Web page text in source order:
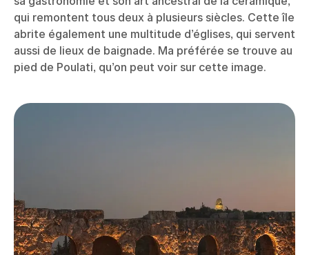
qui remontent tous deux à plusieurs siècles. Cette île
abrite également une multitude d’églises, qui servent
aussi de lieux de baignade. Ma préférée se trouve au
pied de Poulati, qu’on peut voir sur cette image.